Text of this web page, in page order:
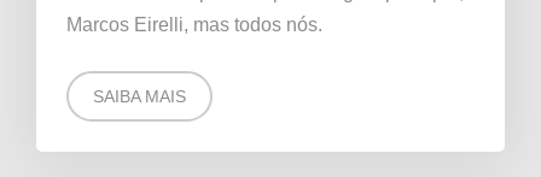
Marcos Eirelli, mas todos nós.
SAIBA MAIS